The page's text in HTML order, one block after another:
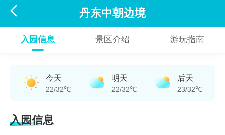
 丹东中朝边境
入园信息 景区介绍 游玩指南
今天
22/32℃
明天
22/32℃
后天
23/32℃
入园信息